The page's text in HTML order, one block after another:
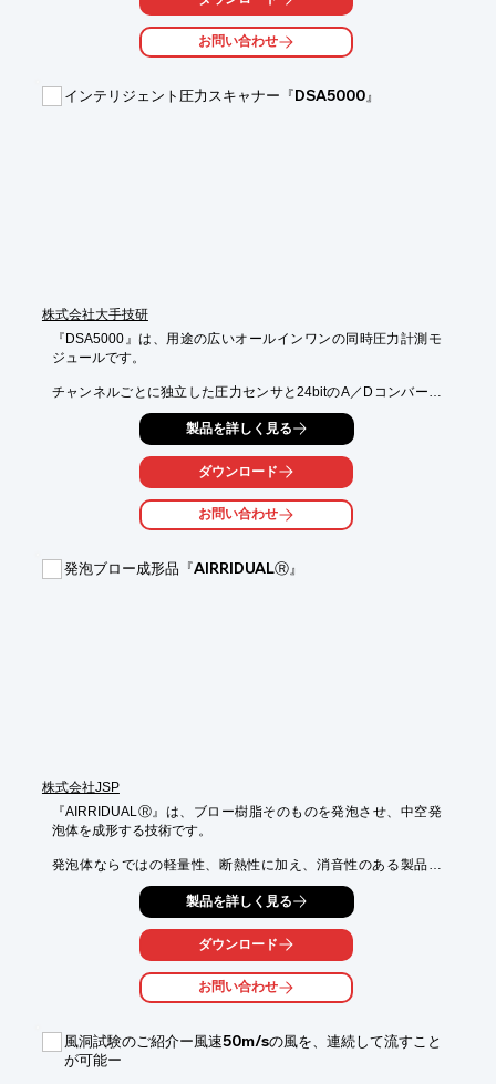
外観だけではなく部品内部を含めた全体的な面粗度には気を付け
ボア内径
の切削加工です。ご用命の際は当社へお気軽にご相談ください。
お問い合わせ
インテリジェント圧力スキャナー『DSA5000』
株式会社大手技研
『DSA5000』は、用途の広いオールインワンの同時圧力計測モ
ジュールです。
チャンネルごとに独立した圧力センサと24bitのA／Dコンバータ
およびRTDを装備し、完全に同期した5000Hz／chの高速データ
サンプリングが可能です。
最新のアーキテクチャーにより、セットアップや操作が簡単で、
かつ高精度と長期的な信頼性の高い圧力計測を実現。イーサネッ
ト接続を介して工学単位でのデータストリームを出力するように
設計されており、幅広いデータ出力フォーマットやオプションが
【特長】
製品を詳しく見る
ダウンロード
お問い合わせ
発泡ブロー成形品『AIRRIDUALⓇ』
株式会社JSP
『AIRRIDUALⓇ』は、ブロー樹脂そのものを発泡させ、中空発
泡体を成形する技術です。
発泡体ならではの軽量性、断熱性に加え、消音性のある製品な
ど、様々なニーズにお応えすることができます。
お客様のご要望により、最適仕様をご提案致します。
■ブロー樹脂そのものを発泡させ、中空発泡体を成形
■断熱性に優れ、結露防止パッキンの削減が可能
■音の透過性に優れており、出口付近での消音効果がある
※詳しくはPDF資料をご覧いただくか、お気軽にお問い合わせく
ださい。
製品を詳しく見る
ダウンロード
お問い合わせ
風洞試験のご紹介ー風速50m/sの風を、連続して流すこと
が可能ー